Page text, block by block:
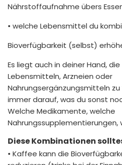
Nährstoffaufnahme übers
• welche Lebensmittel du
Bioverfügbarkeit (selbst)
Es liegt auch in deiner Hand,
Lebensmitteln, Arzneien oder
Nahrungsergänzungsmitteln
immer darauf, was du sonst
Welche Medikamente, welche
Nahrungssupplementierungen,
Diese Kombinationen
• Kaffee kann die